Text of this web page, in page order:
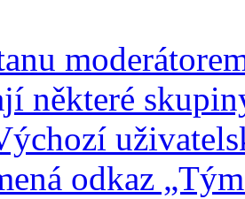
některé
odkaz